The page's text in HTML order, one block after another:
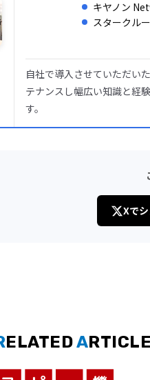
キヤノン
スタークル
自社で導入させていただい
テナンスし幅広い知識と経
す。
Xで
ELATEDA